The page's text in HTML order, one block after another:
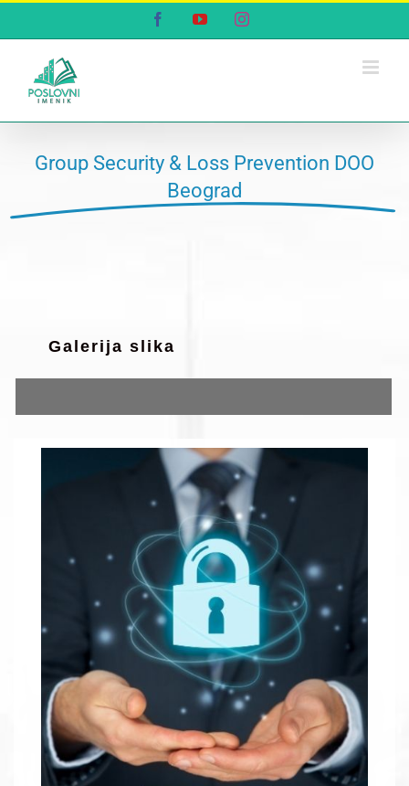
FacebookYouTubeInstagram
Group Security & Loss Prevention DOO
Beograd
Galerija slika